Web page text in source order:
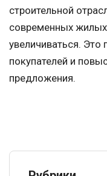
строительной
современных
увеличиваться.
покупателей и
предложения.